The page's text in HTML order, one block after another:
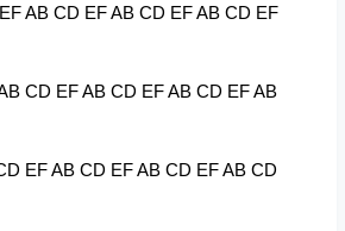
AB CD EF AB CD EF AB CD EF
CD EF AB CD EF AB CD EF AB
EF AB CD EF AB CD EF AB CD